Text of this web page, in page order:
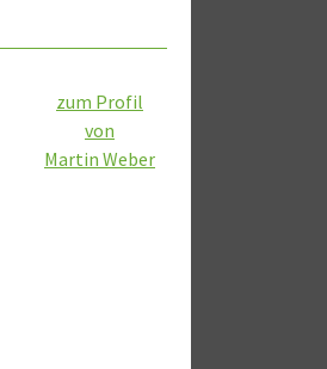
zum Profil
von
Martin Weber